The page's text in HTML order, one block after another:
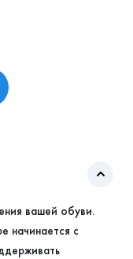
вашей обуви.
начинается с